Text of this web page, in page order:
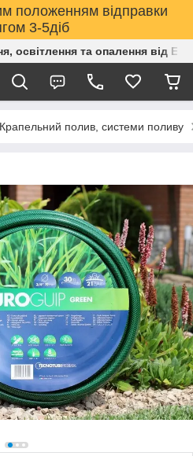
положенням відправки
3-5діб
освітлення та опалення від
Крапельний полив, системи поливу